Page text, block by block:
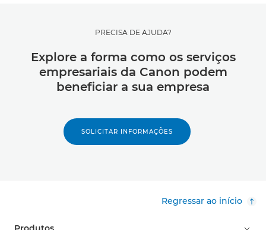
PRECISA DE AJUDA?
Explore a forma como os serviços
empresariais da Canon podem
beneficiar a sua empresa
SOLICITAR INFORMAÇÕES
Regressar ao início